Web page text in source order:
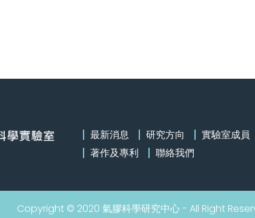
最新消息 研究方向 實驗室成員
著作及專利
聯絡我們
Copyright © 2020 氣膠科學研究中心 - All Right